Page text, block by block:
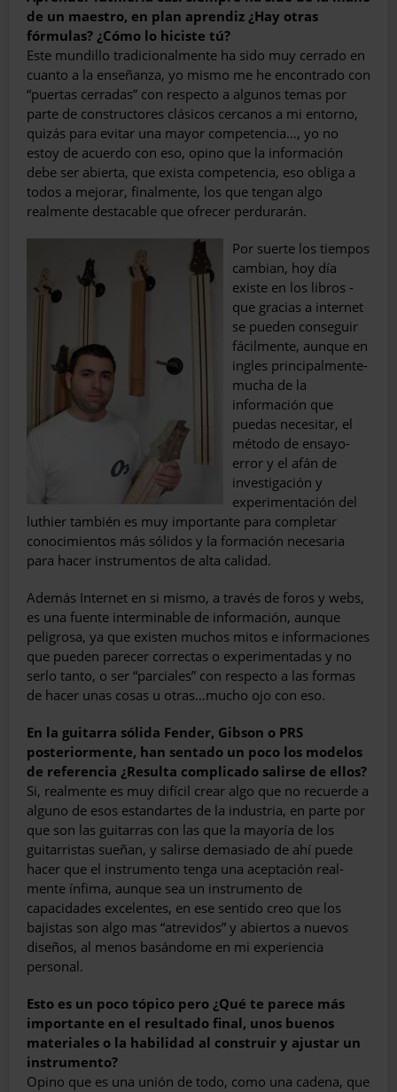
de un maestro, en plan aprendiz ¿Hay otras
fórmulas? ¿Cómo lo hiciste tú?
Este mundillo tradicionalmente ha sido muy cerrado en
cuanto a la enseñanza, yo mismo me he encontrado con
“puertas cerradas” con respecto a algunos temas por
parte de cons­tructores clásicos cercanos a mi entorno,
qui­zás para evitar una mayor competencia…, yo no
estoy de acuerdo con eso, opino que la infor­mación
debe ser abierta, que exista competen­cia, eso obliga a
todos a mejorar, finalmente, los que tengan algo
realmente destacable que ofrecer perdurarán.
Por suerte los tiempos
cambian, hoy día
existe en los libros -
que gracias a internet
se pueden conseguir
fácilmente, aunque en
in­gles principalmente-
mucha de la
información que
puedas necesitar, el
método de ensayo-
error y el afán de
investigación y
experimen­tación del
luthier también es muy importante para completar
conocimientos más sólidos y la formación necesaria
para hacer instrumentos de alta calidad.
Además Internet en si mismo, a través de foros y webs,
es una fuente interminable de información, aunque
peligrosa, ya que existen muchos mitos e informaciones
que pueden parecer correctas o experimentadas y no
serlo tanto, o ser “parciales” con respecto a las for­mas
de hacer unas cosas u otras…mucho ojo con eso.
En la guitarra sólida Fender, Gibson o PRS
posteriormente, han sentado un poco los mo­delos
de referencia ¿Resulta complicado sa­lirse de ellos?
Si, realmente es muy difícil crear algo que no recuerde a
alguno de esos estandartes de la industria, en parte por
que son las guitarras con las que la mayoría de los
guitarristas sue­ñan, y salirse demasiado de ahí puede
hacer que el instrumento tenga una aceptación real­
mente ínfima, aunque sea un instrumento de
capacidades excelentes, en ese sentido creo que los
bajistas son algo mas “atrevidos” y abiertos a nuevos
diseños, al menos basándo­me en mi experiencia
personal.
Esto es un poco tópico pero ¿Qué te parece más
importante en el resultado final, unos buenos
materiales o la habilidad al construir y ajustar un
instrumento?
Opino que es una unión de todo, como una cadena, que